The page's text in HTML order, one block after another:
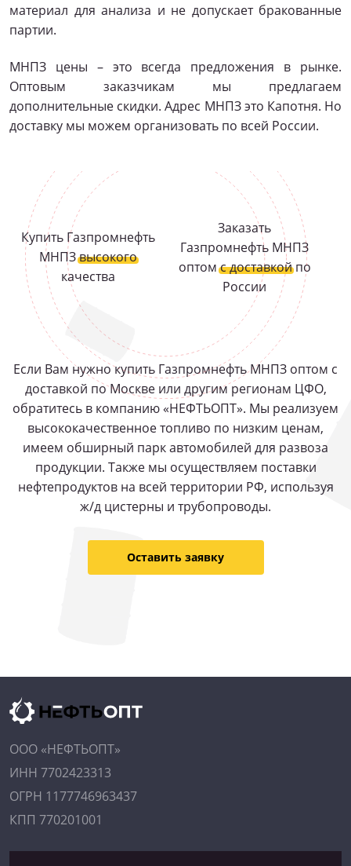
материал для анализа и не допускает бракованные
партии.
МНПЗ цены – это всегда предложения в рынке.
Оптовым заказчикам мы предлагаем
дополнительные скидки. Адрес МНПЗ это Капотня. Но
доставку мы можем организовать по всей России.
Купить Газпромнефть
МНПЗвысокого
качества
Заказать
Газпромнефть МНПЗ
оптомс доставкойпо
России
Если Вам нужно купить Газпромнефть МНПЗ оптом с
доставкой по Москве или другим регионам ЦФО,
обратитесь в компанию «НЕФТЬОПТ». Мы реализуем
высококачественное топливо по низким ценам,
имеем обширный парк автомобилей для развоза
продукции. Также мы осуществляем поставки
нефтепродуктов на всей территории РФ, используя
ж/д цистерны и трубопроводы.
Оставить заявку
ООО «НЕФТЬОПТ»
ИНН 7702423313
ОГРН 1177746963437
КПП 770201001